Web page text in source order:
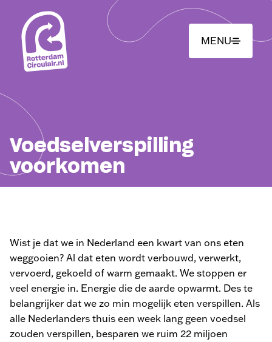
hoofdinhoud
MENU
Voedselverspilling
voorkomen
Wist je dat we in Nederland een kwart van ons eten
weggooien? Al dat eten wordt verbouwd, verwerkt,
vervoerd, gekoeld of warm gemaakt. We stoppen er
veel energie in. Energie die de aarde opwarmt. Des te
belangrijker dat we zo min mogelijk eten verspillen. Als
alle Nederlanders thuis een week lang geen voedsel
zouden verspillen, besparen we ruim 22 miljoen